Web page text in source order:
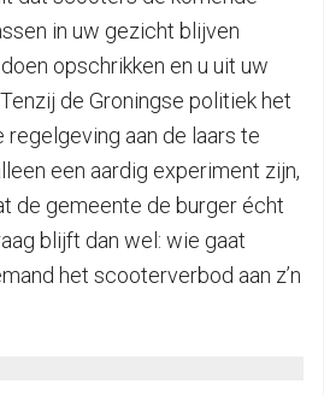
in uw gezicht blijven
opschrikken en u uit uw
de Groningse politiek het
aan de laars te
een aardig experiment zijn,
de gemeente de burger écht
blijft dan wel: wie gaat
het scooterverbod aan z’n